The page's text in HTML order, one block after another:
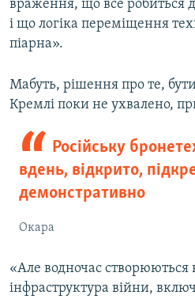
враження, що все робиться
і що логіка переміщення
піарна».
Мабуть, рішення про те,
Кремлі поки не ухвалено,
Російську
вдень, відкрито,
демонстративно
Окара
«Але водночас створюються
інфраструктура війни,